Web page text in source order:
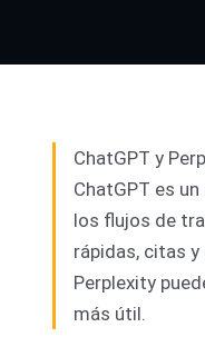
ChatGPT y
ChatGPT es
los flujos de
rápidas, citas
Perplexity
más útil.